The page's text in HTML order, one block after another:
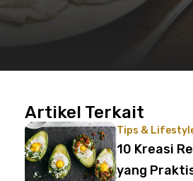
Artikel Terkait
Tips &
10 Kreasi
yang